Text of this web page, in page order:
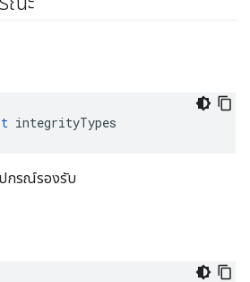
integrityTypes
กรณ์รองรับ